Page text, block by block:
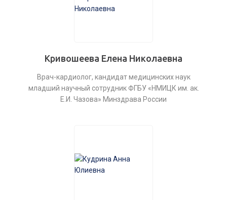
Кривошеева Елена Николаевна
Врач-кардиолог, кандидат медицинских наук
младший научный сотрудник ФГБУ «НМИЦК им. ак.
Е.И. Чазова» Минздрава России